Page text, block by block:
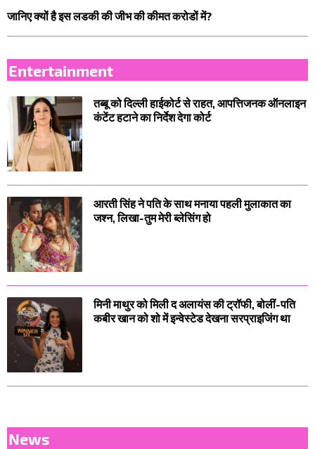
जानिए क्यों है इस लडकी की जीभ की कीमत करोडों में?
Entertainment
तब्बू को दिल्ली हाईकोर्ट से राहत, आपत्तिजनक ऑनलाइन
कंटेंट हटाने का निर्देश देगा कोर्ट
आरती सिंह ने पति के साथ मनाया पहली मुलाकात का
जश्न, लिखा-तुम मेरी ब्लेसिंग हो
मिनी माथुर को मिली द अलायंस की ट्रॉफी, बोलीं-पति
कबीर खान को शो में इन्वेस्टेड देखना सरप्राइजिंग था
News